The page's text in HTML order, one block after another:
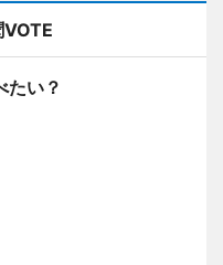
たい？